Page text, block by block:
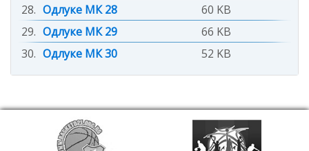
28. Одлуке МК 28
60 KB
29. Одлуке МК 29
66 KB
30. Одлуке МК 30 52 KB